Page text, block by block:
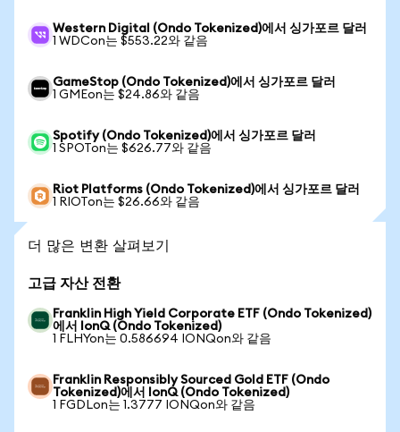
Western Digital (Ondo Tokenized)에서 싱가포르 달러
1 WDCon는 $553.22와 같음
GameStop (Ondo Tokenized)에서 싱가포르 달러
1 GMEon는 $24.86와 같음
Spotify (Ondo Tokenized)에서 싱가포르 달러
1 SPOTon는 $626.77와 같음
Riot Platforms (Ondo Tokenized)에서 싱가포르 달러
1 RIOTon는 $26.66와 같음
더 많은 변환 살펴보기
고급 자산 전환
Franklin High Yield Corporate ETF (Ondo Tokenized)
에서 IonQ (Ondo Tokenized)
1 FLHYon는 0.586694 IONQon와 같음
Franklin Responsibly Sourced Gold ETF (Ondo
Tokenized)에서 IonQ (Ondo Tokenized)
1 FGDLon는 1.3777 IONQon와 같음